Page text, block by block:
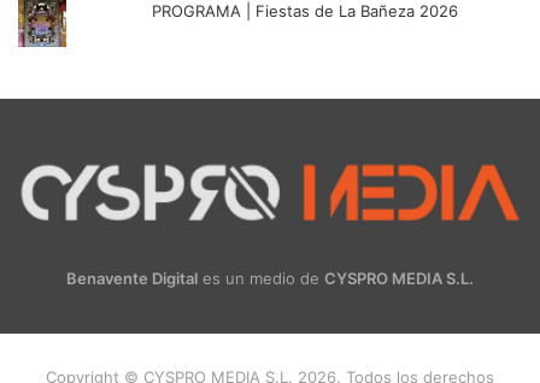
PROGRAMA | Fiestas de La Bañeza 2026
Benavente Digital es un medio de CYSPRO MEDIA S.L.
Copyright © CYSPRO MEDIA S.L. 2026. Todos los derechos